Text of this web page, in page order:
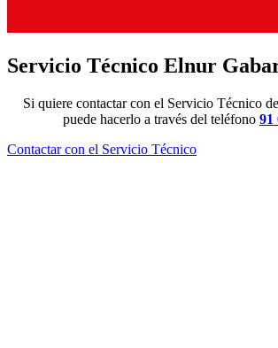
Servicio Técnico Elnur
Si quiere contactar con el Servicio Técnico
puede hacerlo a través del teléfono 91
Contactar con el Servicio Técnico